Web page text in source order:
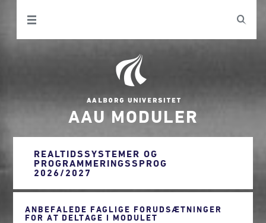
AAU MODULER
REALTIDSSYSTEMER OG
PROGRAMMERINGSSPROG
2026/2027
ANBEFALEDE FAGLIGE FORUDSÆTNINGER
FOR AT DELTAGE I MODULET